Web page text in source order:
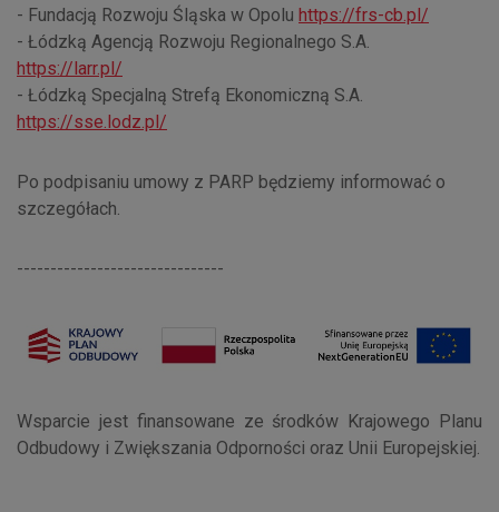
- Fundacją Rozwoju Śląska w Opolu https://frs-cb.pl/
- Łódzką Agencją Rozwoju Regionalnego S.A.
https://larr.pl/
- Łódzką Specjalną Strefą Ekonomiczną S.A.
https://sse.lodz.pl/
Po podpisaniu umowy z PARP będziemy informować o
szczegółach.
-------------------------------
Wsparcie jest finansowane ze środków Krajowego Planu
Odbudowy i Zwiększania Odporności oraz Unii Europejskiej.